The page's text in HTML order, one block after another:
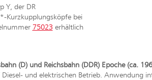
Y, der DR
Kurzkupplungsköpfe bei
75023 erhältlich
(D) und Reichsbahn (DDR) Epoche (ca.
und elektrischen Betrieb. Anwendung